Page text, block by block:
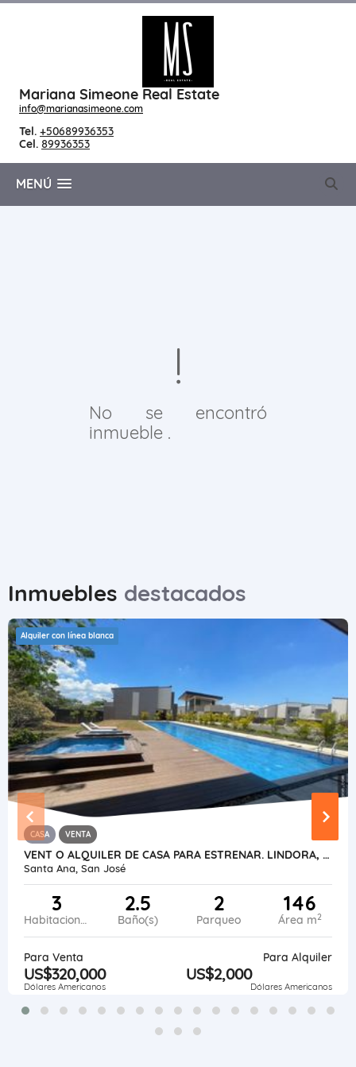
Mariana Simeone Real Estate
info@marianasimeone.com
Tel. +50689936353
Cel. 89936353
MENÚ
No se encontró
inmueble .
Inmuebles destacados
Alquiler con línea blanca
CASA VENTA
VENT O ALQUILER DE CASA PARA ESTRENAR. LINDORA, SANTA ANA
Santa Ana, San José
3
Habitaciones
2.5
Baño(s)
2
Parqueo
146
Área m2
Para Venta
US$320,000
Dólares Americanos
Para Alquiler
US$2,000
Dólares Americanos